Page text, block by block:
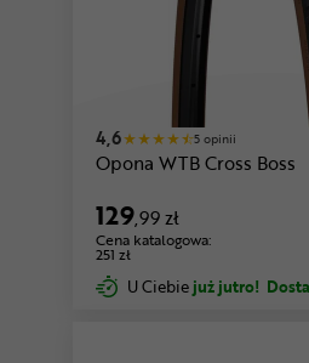
4,6 5 opinii
Opona WTB Cross Boss
129,99 zł
Cena katalogowa:
251 zł
U Ciebie już jutro!